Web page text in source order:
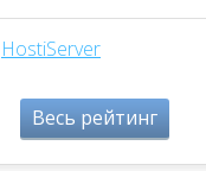
HostiServer
Весь рейтинг